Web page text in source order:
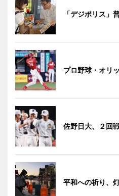
「デジポリス」
プロ野球・オリ
佐野日大、２回
平和への祈り、